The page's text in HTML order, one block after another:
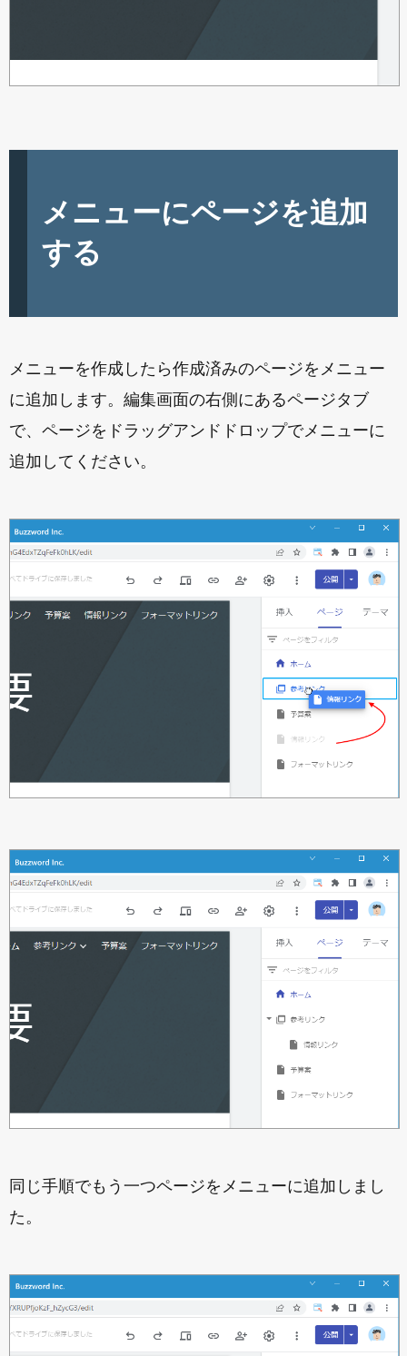
メニューにページを追加
する
メニューを作成したら作成済みのページをメニュー
に追加します。編集画面の右側にあるページタブ
で、ページをドラッグアンドドロップでメニューに
追加してください。
同じ手順でもう一つページをメニューに追加しまし
た。